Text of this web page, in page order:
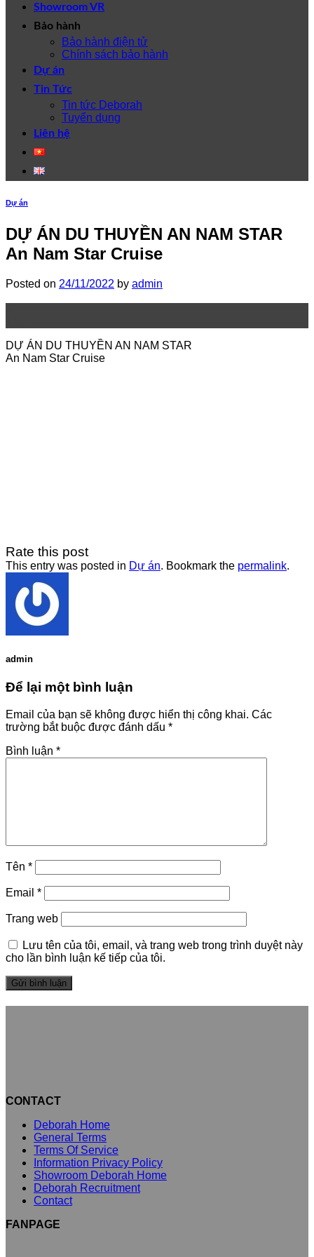
Showroom VR
Bảo hành
Bảo hành điện tử
Chính sách bảo hành
Dự án
Tin Tức
Tin tức Deborah
Tuyển dụng
Liên hệ
Dự án
DỰ ÁN DU THUYỀN AN NAM STAR
An Nam Star Cruise
Posted on 24/11/2022 by admin
DỰ ÁN DU THUYỀN AN NAM STAR
An Nam Star Cruise
Rate this post
This entry was posted in Dự án. Bookmark the permalink.
admin
Để lại một bình luận
Email của bạn sẽ không được hiển thị công khai. Các
trường bắt buộc được đánh dấu *
Bình luận *
Tên *
Email *
Trang web
Lưu tên của tôi, email, và trang web trong trình duyệt này
cho lần bình luận kế tiếp của tôi.
CONTACT
Deborah Home
General Terms
Terms Of Service
Information Privacy Policy
Showroom Deborah Home
Deborah Recruitment
Contact
FANPAGE